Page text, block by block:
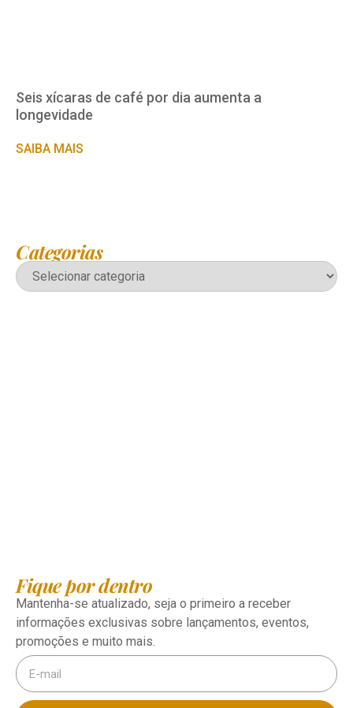
Seis xícaras de café por dia aumenta a
longevidade
SAIBA MAIS
Categorias
Fique por dentro
Mantenha-se atualizado, seja o primeiro a receber
informações exclusivas sobre lançamentos, eventos,
promoções e muito mais.